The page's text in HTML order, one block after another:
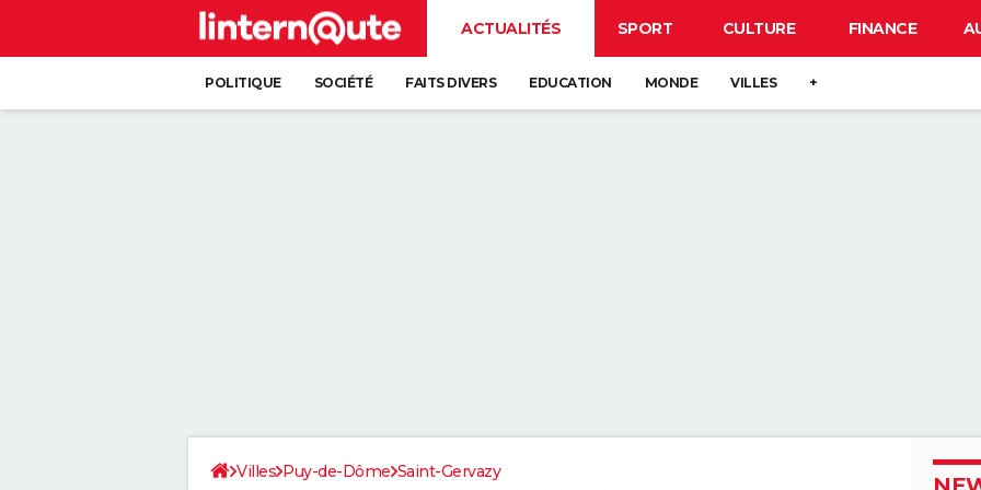
ACTUALITÉS SPORT CULTURE FINANCE
POLITIQUE SOCIÉTÉ FAITS DIVERS EDUCATION MONDE VILLES +
Villes Puy-de-Dôme Saint-Gervazy